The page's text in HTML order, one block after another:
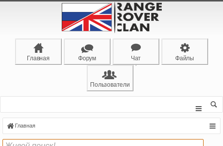
Главная Форум Чат Файлы
Пользователи
Главная